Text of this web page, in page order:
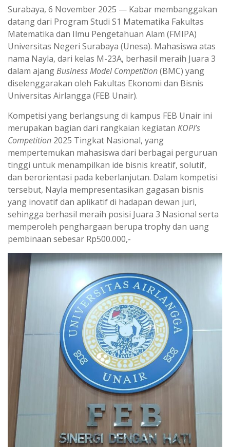
t
s
A
p
p
e
g
r
a
m
Surabaya, 6 November 2025 — Kabar membanggakan
datang dari Program Studi S1 Matematika Fakultas
Matematika dan Ilmu Pengetahuan Alam (FMIPA)
Universitas Negeri Surabaya (Unesa). Mahasiswa atas
nama Nayla, dari kelas M-23A, berhasil meraih Juara 3
dalam ajangBusiness Model Competition(BMC) yang
diselenggarakan oleh Fakultas Ekonomi dan Bisnis
Universitas Airlangga (FEB Unair).
Kompetisi yang berlangsung di kampus FEB Unair ini
merupakan bagian dari rangkaian kegiatan KOPI’s
Competition 2025 Tingkat Nasional, yang
mempertemukan mahasiswa dari berbagai perguruan
tinggi untuk menampilkan ide bisnis kreatif, solutif,
dan berorientasi pada keberlanjutan. Dalam kompetisi
tersebut, Nayla mempresentasikan gagasan bisnis
yang inovatif dan aplikatif di hadapan dewan juri,
sehingga berhasil meraih posisi Juara 3 Nasional serta
memperoleh penghargaan berupa trophy dan uang
pembinaan sebesar Rp500.000,-